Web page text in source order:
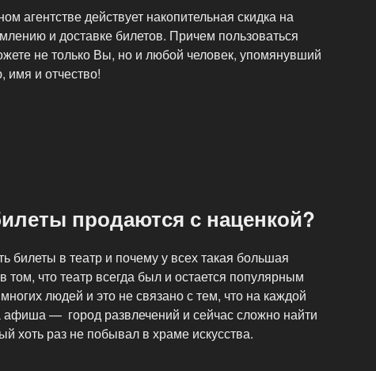
агентстве действует накопительная скидка на
и доставке билетов. Причем пользоваться
не только Вы, но и любой человек, упомянувший
и отчество!
продаются с наценкой?
билеты в театр и почему у всех такая большая
том, что театр всегда был и остается популярным
людей и это не связано с тем, что на каждой
афиша — город развлечений и сейчас сложно найти
хоть раз не побывал в храме искусства.